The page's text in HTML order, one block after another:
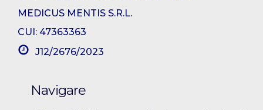
MEDICUS MENTIS S.R.L.
CUI: 47363363
J12/2676/2023
Navigare